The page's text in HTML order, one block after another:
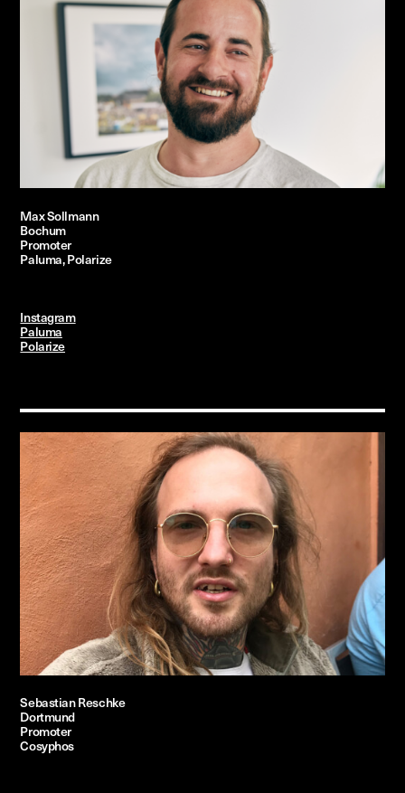
Max Sollmann
Bochum
Promoter
Paluma, Polarize
Instagram
Paluma
Polarize
Sebastian Reschke
Dortmund
Promoter
Cosyphos